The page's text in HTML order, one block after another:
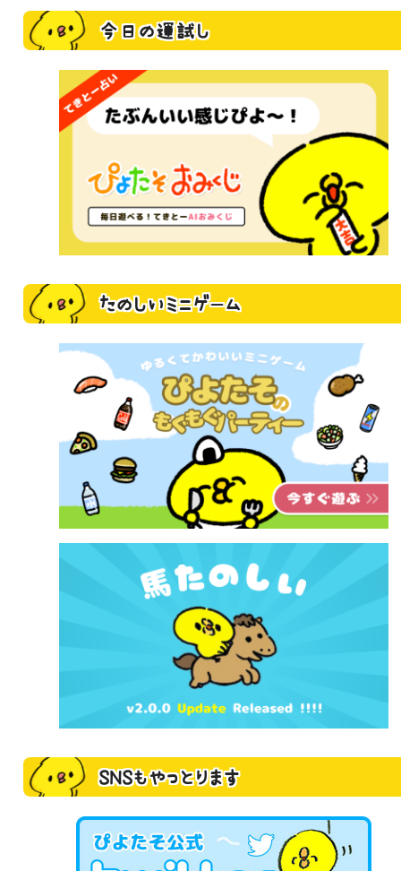
今日の運試し
たのしいミニゲーム
SNSもやっとります